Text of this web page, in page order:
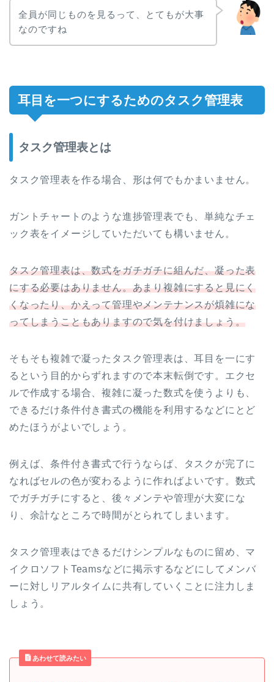
全員が同じものを見るって、とてもが大事
なのですね
耳目を一つにするためのタスク管理表
タスク管理表とは
タスク管理表を作る場合、形は何でもかまいません。
ガントチャートのような進捗管理表でも、単純なチェ
ック表をイメージしていただいても構いません。
タスク管理表は、数式をガチガチに組んだ、凝った表
にする必要はありません。あまり複雑にすると見にく
くなったり、かえって管理やメンテナンスが煩雑にな
ってしまうこともありますので気を付けましょう。
そもそも複雑で凝ったタスク管理表は、耳目を一にす
るという目的からずれますので本末転倒です。エクセ
ルで作成する場合、複雑に凝った数式を使うよりも、
できるだけ条件付き書式の機能を利用するなどにとど
めたほうがよいでしょう。
例えば、条件付き書式で行うならば、タスクが完了に
なればセルの色が変わるように作ればよいです。数式
でガチガチにすると、後々メンテや管理が大変にな
り、余計なところで時間がとられてしまいます。
タスク管理表はできるだけシンプルなものに留め、マ
イクロソフトTeamsなどに掲示するなどにしてメンバ
ーに対しリアルタイムに共有していくことに注力しま
しょう。
あわせて読みたい